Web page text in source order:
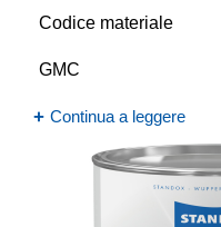
Codice materiale
GMC
Continua a leggere